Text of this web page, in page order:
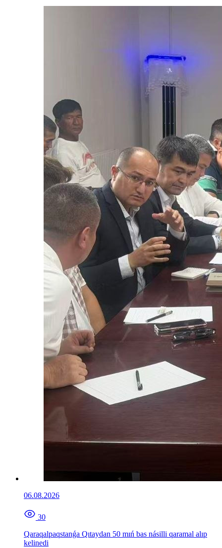
06.08.2026
30
Qaraqalpaqstanǵa Qıtaydan 50 mıń bas násilli qaramal alıp
kelinedi